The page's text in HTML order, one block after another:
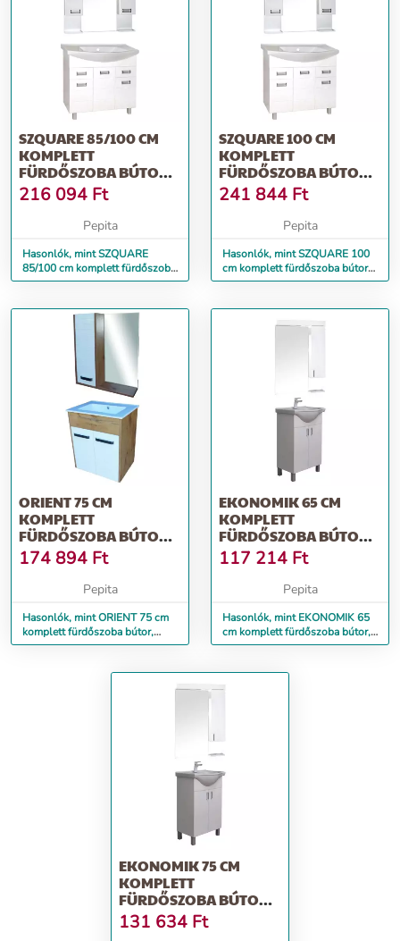
SZQUARE 85/100 CM
KOMPLETT
FÜRDŐSZOBA BÚTOR
DUPLA SZEKRÉNNYEL,
LE...
216 094 Ft
Pepita
Hasonlók, mint SZQUARE
85/100 cm komplett fürdőszoba
bútor dupla szekrénnyel, LE...
SZQUARE 100 CM
KOMPLETT
FÜRDŐSZOBA BÚTOR
DUPLA SZEKRÉNNYEL,
LED V...
241 844 Ft
Pepita
Hasonlók, mint SZQUARE 100
cm komplett fürdőszoba bútor
dupla szekrénnyel, LED v...
ORIENT 75 CM
KOMPLETT
FÜRDŐSZOBA BÚTOR,
LAVA MOSDÓVAL
ÁLLÓ/FALI
174 894 Ft
Pepita
Hasonlók, mint ORIENT 75 cm
komplett fürdőszoba bútor,
LAVA mosdóval álló/fali
EKONOMIK 65 CM
KOMPLETT
FÜRDŐSZOBA BÚTOR,
LED VILÁGÍTÁSSAL
117 214 Ft
Pepita
Hasonlók, mint EKONOMIK 65
cm komplett fürdőszoba bútor,
LED világítással
EKONOMIK 75 CM
KOMPLETT
FÜRDŐSZOBA BÚTOR,
LED VILÁGÍTÁSSAL
131 634 Ft